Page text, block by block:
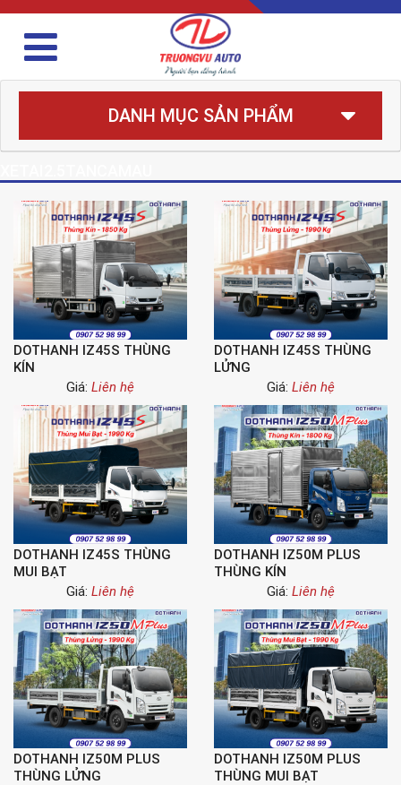
DANH MỤC SẢN PHẨM
DOTHANH IZ45S THÙNG
KÍN
Giá: Liên hệ
DOTHANH IZ45S THÙNG
LỬNG
Giá: Liên hệ
DOTHANH IZ45S THÙNG
MUI BẠT
Giá: Liên hệ
DOTHANH IZ50M PLUS
THÙNG KÍN
Giá: Liên hệ
DOTHANH IZ50M PLUS
THÙNG LỬNG
DOTHANH IZ50M PLUS
THÙNG MUI BẠT